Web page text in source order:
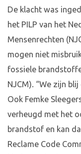
De klacht was
het PILP van het
Mensenrechten
mogen niet
fossiele
NJCM). “We zijn
Ook Femke
verheugd met het
brandstof en kan
Reclame Code